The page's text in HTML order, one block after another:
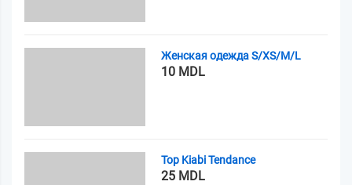
Женская одежда S/XS/M/L
10 MDL
Top Kiabi Tendance
25 MDL